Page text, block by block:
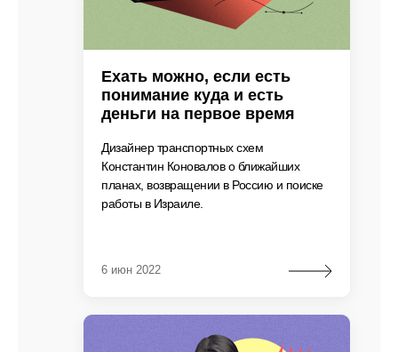
Ехать можно, если есть
понимание куда и есть
деньги на первое время
Дизайнер транспортных схем
Константин Коновалов о ближайших
планах, возвращении в Россию и поиске
работы в Израиле.
6 июн 2022